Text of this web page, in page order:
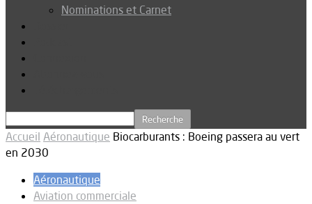
Nominations et Carnet
Accueil Aéronautique Biocarburants : Boeing passera au vert
en 2030
Aéronautique
Aviation commerciale